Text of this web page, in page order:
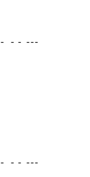
- - - ---
- - - ---